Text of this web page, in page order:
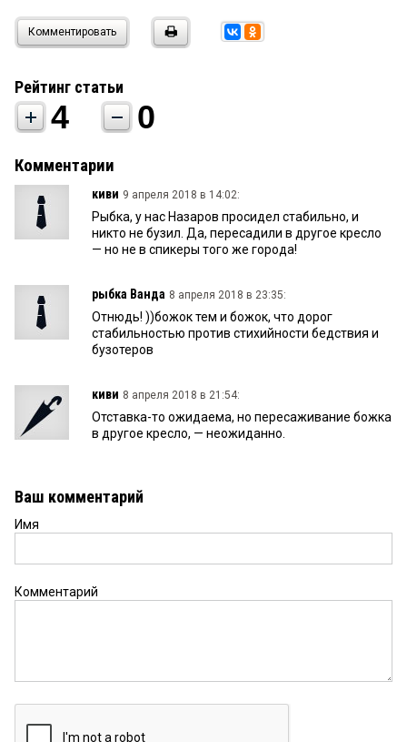
Комментировать
Рейтинг статьи
4 0
Комментарии
киви 9 апреля 2018 в 14:02:
Рыбка, у нас Назаров просидел стабильно, и
никто не бузил. Да, пересадили в другое кресло
— но не в спикеры того же города!
рыбка Ванда 8 апреля 2018 в 23:35:
Отнюдь! ))божок тем и божок, что дорог
стабильностью против стихийности бедствия и
бузотеров
киви 8 апреля 2018 в 21:54:
Отставка-то ожидаема, но пересаживание божка
в другое кресло, — неожиданно.
Ваш комментарий
Имя
Комментарий